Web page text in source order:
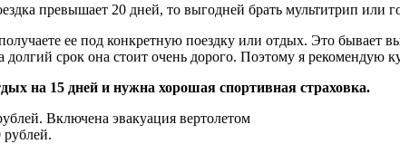
превышает 20 дней, то выгодней брать мультитрип или
ее под конкретную поездку или отдых. Это
срок она стоит очень дорого. Поэтому я рекомендую
на 15 дней и нужна хорошая спортивная страховка.
Включена эвакуация вертолетом